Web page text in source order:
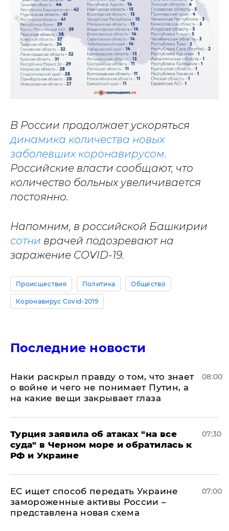
В России продолжает ускоряться
динамика количества новых
заболевших коронавирусом.
Российские власти сообщают, что
количество больных увеличивается
постоянно.
Напомним, в российской Башкирии
сотни врачей подозревают на
заражение COVID-19.
Происшествия Политика Общество
Коронавирус Covid-2019
Последние новости
Наки раскрыл правду о том, что знает
о войне и чего не понимает Путин, а
на какие вещи закрывает глаза
08:00
Турция заявила об атаках "на все
суда" в Черном море и обратилась к
РФ и Украине
07:30
ЕС ищет способ передать Украине
замороженные активы России –
представлена новая схема
07:00